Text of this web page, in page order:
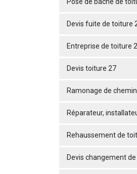
Devis fuite de toiture
Entreprise de toiture
Devis toiture 27
Ramonage de
Réparateur,
Rehaussement de
Devis changement